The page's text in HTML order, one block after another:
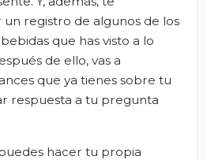
registro de algunos de los
que has visto a lo
de ello, vas a
que ya tienes sobre tu
respuesta a tu pregunta
hacer tu propia